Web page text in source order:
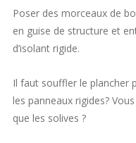
Poser des morceaux de
en guise de structure et
d’isolant rigide.
Il faut souffler le plancher
les panneaux rigides?
que les solives ?